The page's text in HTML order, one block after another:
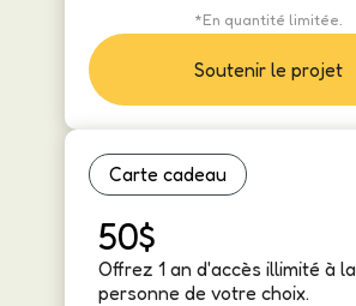
*En quantité limitée.
Soutenir le projet
Carte cadeau
50$
Offrez 1 an d'accès illimité à la
personne de votre choix.